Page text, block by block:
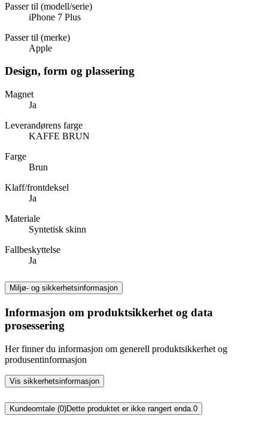
Passer til (modell/serie)
iPhone 7 Plus
Passer til (merke)
Apple
Design, form og plassering
Magnet
Ja
Leverandørens farge
KAFFE BRUN
Farge
Brun
Klaff/frontdeksel
Ja
Materiale
Syntetisk skinn
Fallbeskyttelse
Ja
Miljø- og sikkerhetsinformasjon
Informasjon om produktsikkerhet og data
prosessering
Her finner du informasjon om generell produktsikkerhet og
produsentinformasjon
Vis sikkerhetsinformasjon
Kundeomtale (0)Dette produktet er ikke rangert enda.0